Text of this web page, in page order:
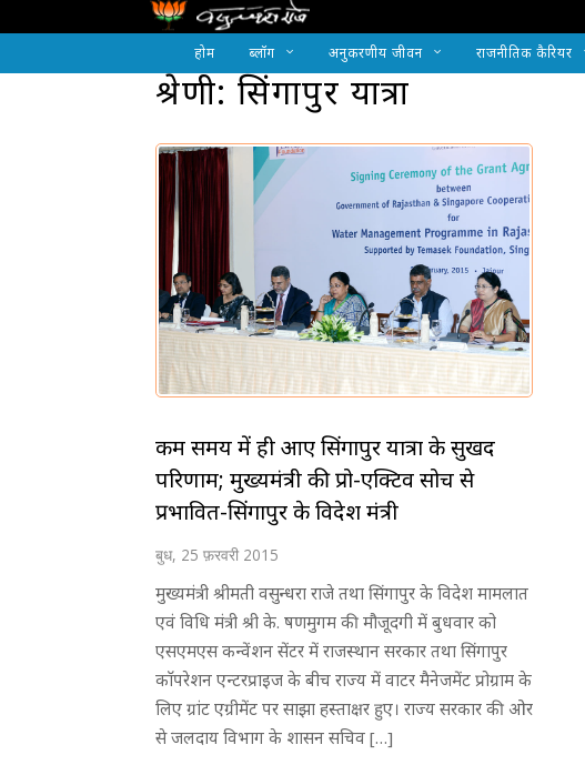
होम ब्लॉग अनुकरणीय जीवन राजनीतिक कैरियर
श्रेणी: सिंगापुर यात्रा
कम समय में ही आए सिंगापुर यात्रा के सुखद
परिणाम; मुख्यमंत्री की प्रो-एक्टिव सोच से
प्रभावित-सिंगापुर के विदेश मंत्री
बुध, 25 फ़रवरी 2015
मुख्यमंत्री श्रीमती वसुन्धरा राजे तथा सिंगापुर के विदेश मामलात
एवं विधि मंत्री श्री के. षणमुगम की मौजूदगी में बुधवार को
एसएमएस कन्वेंशन सेंटर में राजस्थान सरकार तथा सिंगापुर
काॅपरेशन एन्टरप्राइज के बीच राज्य में वाटर मैनेजमेंट प्रोग्राम के
लिए ग्रांट एग्रीमेंट पर साझा हस्ताक्षर हुए। राज्य सरकार की ओर
से जलदाय विभाग के शासन सचिव […]